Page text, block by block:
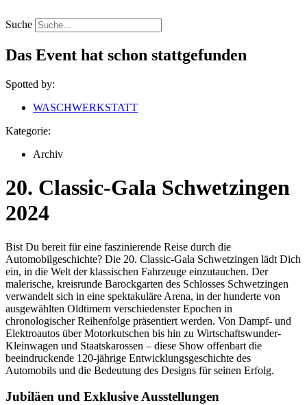
Inhalt
springen
Suche
Das Event hat schon stattgefunden
Spotted by:
WASCHWERKSTATT
Kategorie:
Archiv
20. Classic-Gala Schwetzingen
2024
Bist Du bereit für eine faszinierende Reise durch die
Automobilgeschichte? Die 20. Classic-Gala Schwetzingen lädt Dich
ein, in die Welt der klassischen Fahrzeuge einzutauchen. Der
malerische, kreisrunde Barockgarten des Schlosses Schwetzingen
verwandelt sich in eine spektakuläre Arena, in der hunderte von
ausgewählten Oldtimern verschiedenster Epochen in
chronologischer Reihenfolge präsentiert werden. Von Dampf- und
Elektroautos über Motorkutschen bis hin zu Wirtschaftswunder-
Kleinwagen und Staatskarossen – diese Show offenbart die
beeindruckende 120-jährige Entwicklungsgeschichte des
Automobils und die Bedeutung des Designs für seinen Erfolg.
Jubiläen und Exklusive Ausstellungen